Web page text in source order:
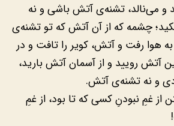
می‌نالد، تشنه‌ی آتش باشی و نه
چشمه که از آن آتش که تو تشنه‌ی
هوا رفت و آتش، کویر را تافت و در
آتش رویید و از آسمان آتش بارید،
و نه تشنه‌ی آتش.
از غمِ نبودنِ کسی که تا بود، از غمِ